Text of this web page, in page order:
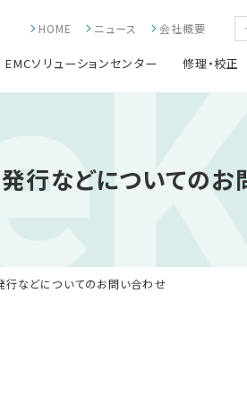
EMCソリューションセンター 修理・校正
HOME ニュース 会社概要
行などについてのお
行などについてのお問い合わせ